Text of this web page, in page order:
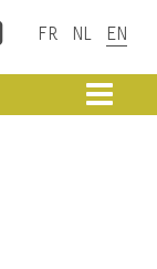
Facebook